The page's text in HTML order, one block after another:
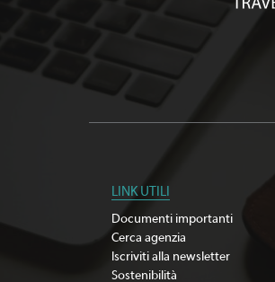
LINK UTILI
Documenti importanti
Cerca agenzia
Iscriviti alla newsletter
Sostenibilità